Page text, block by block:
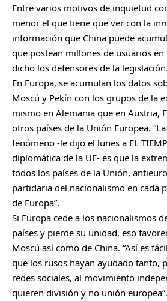
Entre varios motivos de inquietud
menor el que tiene que ver con la
información que China puede
que postean millones de usuarios en
dicho los defensores de la legislación.
En Europa, se acumulan los datos
Moscú y Pekín con los grupos de la
mismo en Alemania que en Austria,
otros países de la Unión Europea.
fenómeno -le dijo el lunes a EL
diplomática de la UE- es que la
todos los países de la Unión,
partidaria del nacionalismo en cada
de Europa”.
Si Europa cede a los nacionalismos
países y pierde su unidad, eso
Moscú así como de China. “Así es
que los rusos hayan ayudado tanto,
redes sociales, al movimiento
quieren división y no unión europea”.